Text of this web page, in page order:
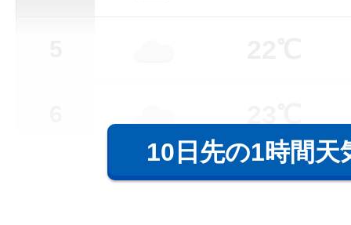
10日先の1時間天